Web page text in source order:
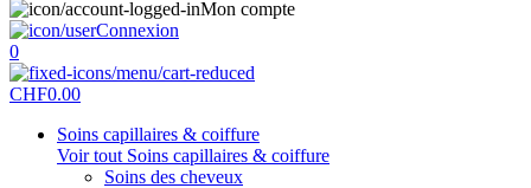
Mon compte
Connexion
0
CHF0.00
Soins capillaires & coiffure
Voir tout Soins capillaires & coiffure
Soins des cheveux